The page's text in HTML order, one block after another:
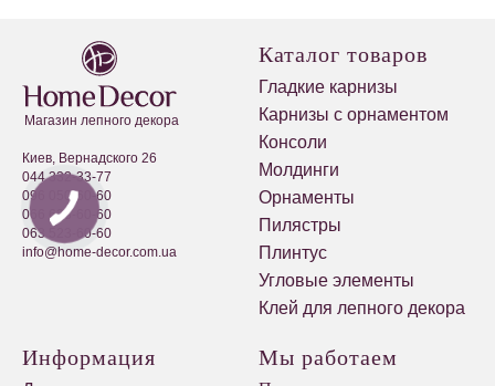
Магазин лепного декора
Киев, Вернадского 26
044 332-33-77
096 050-60-60
066 623-60-60
063 523-60-60
info@home-decor.com.ua
Каталог товаров
Гладкие карнизы
Карнизы с орнаментом
Консоли
Молдинги
Орнаменты
Пилястры
Плинтус
Угловые элементы
Клей для лепного декора
Информация Мы работаем